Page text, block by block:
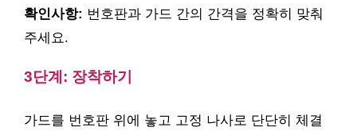
확인사항: 번호판과 가드 간의 간격을 정확히 맞춰
주세요.
3단계: 장착하기
가드를 번호판 위에 놓고 고정 나사로 단단히 체결